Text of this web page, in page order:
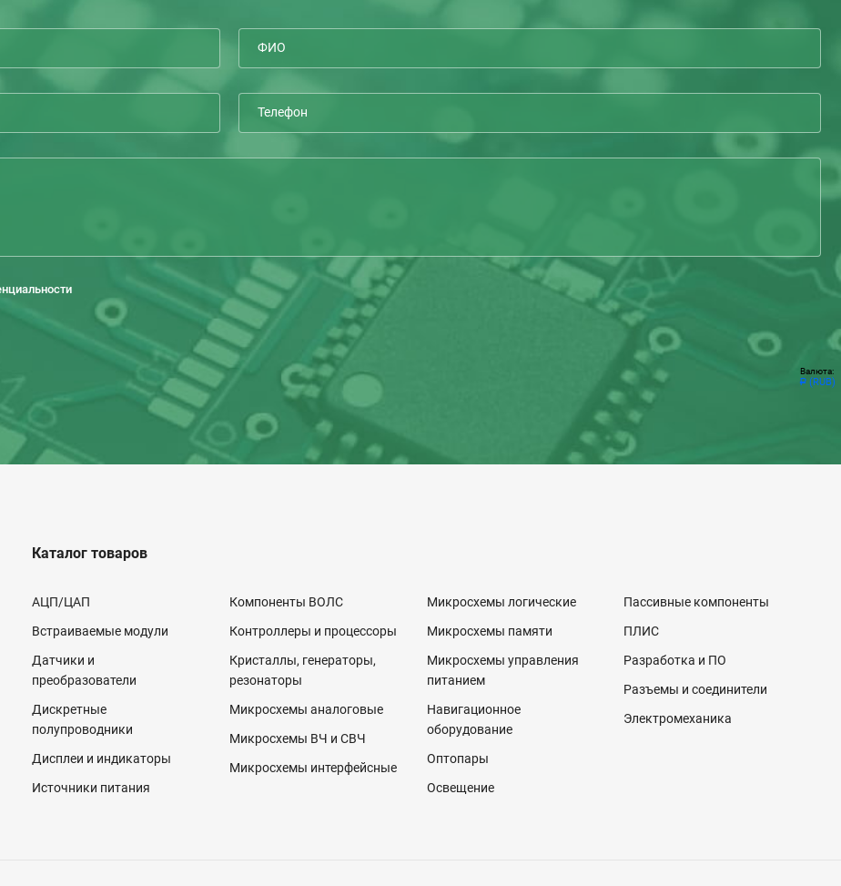
Валюта:
Р (RUB)
Каталог товаров
АЦП/ЦАП
Встраиваемые модули
Датчики и
преобразователи
Дискретные
полупроводники
Дисплеи и индикаторы
Источники питания
Компоненты ВОЛС
Контроллеры и процессоры
Кристаллы, генераторы,
резонаторы
Микросхемы аналоговые
Микросхемы ВЧ и СВЧ
Микросхемы интерфейсные
Микросхемы логические
Микросхемы памяти
Микросхемы управления
питанием
Навигационное
оборудование
Оптопары
Освещение
Пассивные компоненты
ПЛИС
Разработка и ПО
Разъемы и соединители
Электромеханика